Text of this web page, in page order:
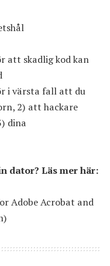
att skadlig kod kan
i värsta fall att du
2) att hackare
dina
dator? Läs mer här:
Adobe Acrobat and